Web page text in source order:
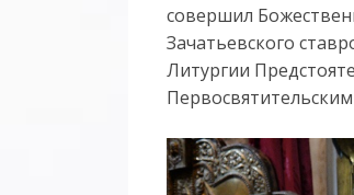
совершил
Зачатьевского
Литургии